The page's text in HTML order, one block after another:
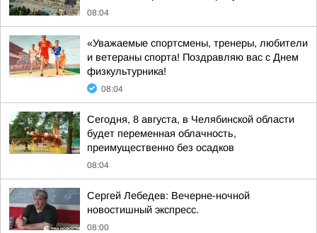
08:04
«Уважаемые спортсмены, тренеры, любители
и ветераны спорта! Поздравляю вас с Днем
физкультурника!
08:04
Сегодня, 8 августа, в Челябинской области
будет переменная облачность,
преимущественно без осадков
08:04
Сергей Лебедев: Вечерне-ночной
новостишный экспресс.
08:00